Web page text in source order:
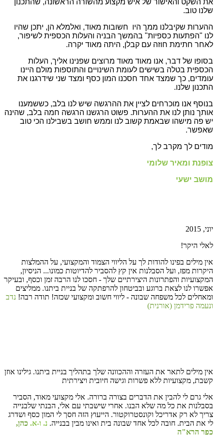
שלנו טוב.
ההערות שקיבלנו ממך היו חשובות מאוד, ואלמלא הן, יתכן שהיו
לנו "הפתעות כספיות" בהמשך הבניה והעלות הכספית לשיפור,
לאחר חתימת חוזה עם קבלן, היתה מאוד יקרה.
בסופו של דבר, אנו מאוד מאוד מרוצים שפנינו אליך, העלות
הכספית בטלה בשישים לעומת השינויים והתוספות מולם היינו
עומדים, כך שמצד אחד חסכנו המון כסף ומצד שני שידרגנו את
התכנון שלנו.
בנוסף אנו מוכרחים לציין את ההרגשה שיש לנו בלב, כששמענו
אותך נותן לנו את ההערות. פשוט הרגשנו הרגשה חמה בלב, שהינה
יש פה מישהו שבאמת קשוב לנו וממש חושב בשבילנו הכי טוב
שאפשר.
מודים לך מקרב לך,
צופנת ומאיר שלומי
מושב ישעי
יוני, 2015
לאלי היקר!
אין מילים בפינו להודות לך על הליווי הצמוד והמקצועי, על ההמלצות
היקרות מפז, ועל הסבלנות אין קץ להסביר להדיוטות כמונו... הניסיון,
המקצועיות והפתרונות היצירתיים שלך - חסכו לנו הרבה זמן וכסף, ובעיקר
אפשרו לנו לצאת ברוגע ובביטחון להרפתקה של בניית ביתנו. ממליצים
ומאחלים לכל משפחה שבונה - ליווי חשוב ומקצועי שכזה! תודה רבה! נדב
ונעמה פרידמן (אורנית)
אין מילים לתאר את העזרה וההכוונה שלך בתהליך בניית ביתנו. גילינו אוזן
קשבת, מקצועיות ללא פשרות וגישה חיובית ויצירתית
אלי גרם לי להבין את הדברים בצורה ברורה. אלי מקצועי מאוד, הסביר
בסבלנות את כל מה שלא הבנו. אחרי שישבתי עם אלי, הבנתי שלבנייה
צריך לא רק אדריכל וקונסטרוקטור. הייעוץ הזה חסך לי המון כסף ושדרג
לי את הבית. חובה לכל אחד שבונה בית ואינו מבין בבנייה. נ. ו-א. כהן,
כפר הרא"ה